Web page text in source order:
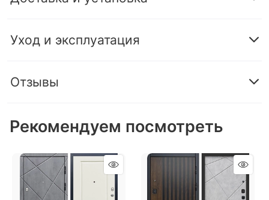
Уход и эксплуатация
Отзывы
Рекомендуем посмотреть